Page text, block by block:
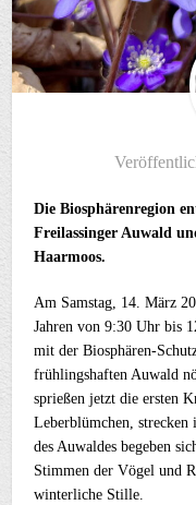
Die Biosphärenregion
Freilassinger Auwald
Haarmoos.
Am Samstag, 14. März
Jahren von 9:30 Uhr bis
mit der Biosphären-
frühlingshaften Auwald
sprießen jetzt die ersten
Leberblümchen,
des Auwaldes begeben
Stimmen der Vögel und
winterliche Stille.